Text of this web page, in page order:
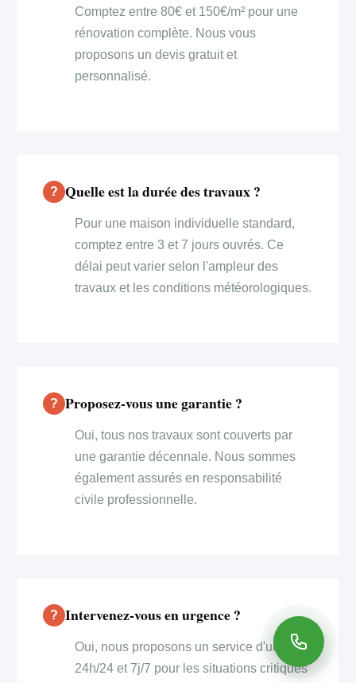
Comptez entre 80€ et 150€/m² pour une
rénovation complète. Nous vous
proposons un devis gratuit et
personnalisé.
Quelle est la durée des travaux ?
Pour une maison individuelle standard,
comptez entre 3 et 7 jours ouvrés. Ce
délai peut varier selon l'ampleur des
travaux et les conditions météorologiques.
Proposez-vous une garantie ?
Oui, tous nos travaux sont couverts par
une garantie décennale. Nous sommes
également assurés en responsabilité
civile professionnelle.
Intervenez-vous en urgence ?
Oui, nous proposons un service d'urgence
24h/24 et 7j/7 pour les situations critiques